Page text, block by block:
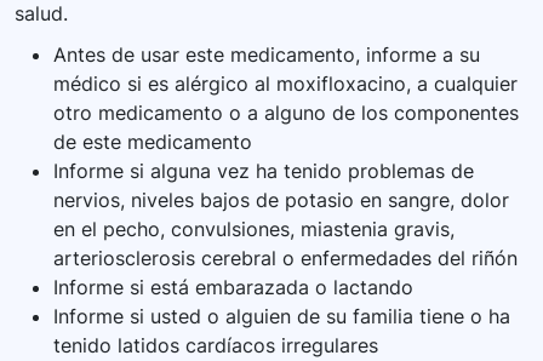
salud.
Antes de usar este medicamento, informe a su
médico si es alérgico al moxifloxacino, a cualquier
otro medicamento o a alguno de los componentes
de este medicamento
Informe si alguna vez ha tenido problemas de
nervios, niveles bajos de potasio en sangre, dolor
en el pecho, convulsiones, miastenia gravis,
arteriosclerosis cerebral o enfermedades del riñón
Informe si está embarazada o lactando
Informe si usted o alguien de su familia tiene o ha
tenido latidos cardíacos irregulares